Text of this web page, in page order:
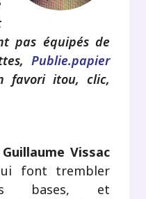
pas équipés de
Publie.papier
favori itou, clic,
Guillaume Vissac
font trembler
bases, et